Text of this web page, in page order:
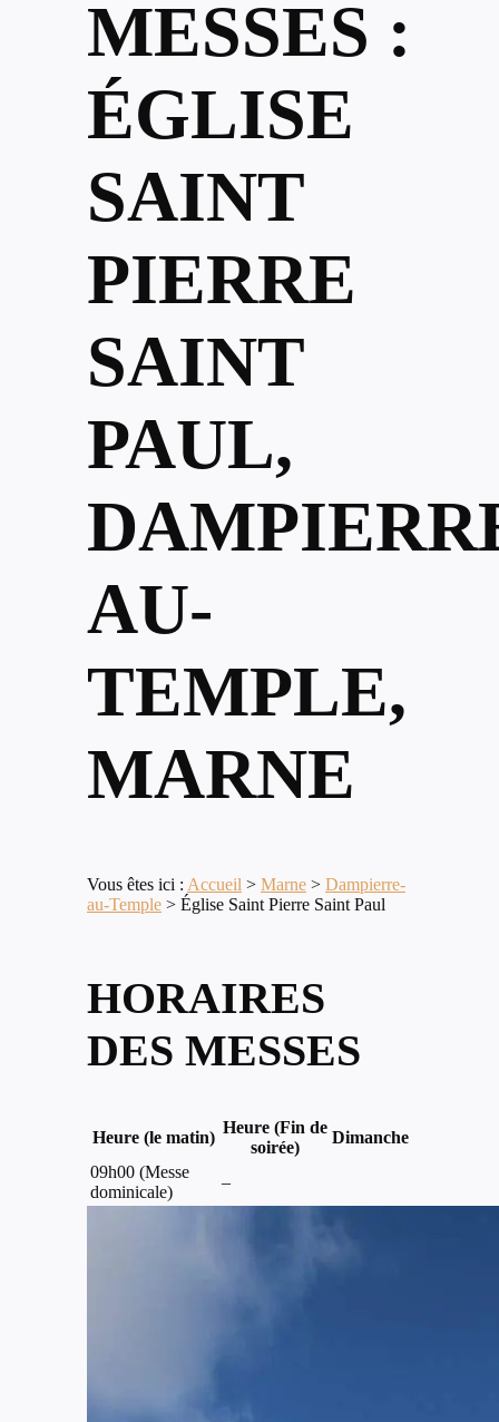
MESSES :
ÉGLISE
SAINT
PIERRE
SAINT
PAUL,
AU-
TEMPLE,
MARNE
Vous êtes ici : Accueil > Marne > Dampierre-
au-Temple > Église Saint Pierre Saint Paul
HORAIRES
DES MESSES
Heure (le matin)
Heure (Fin de
soirée)
Dimanche
09h00 (Messe
dominicale)
–